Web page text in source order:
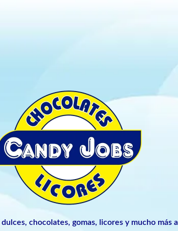
chocolates, gomas, licores y mucho más a